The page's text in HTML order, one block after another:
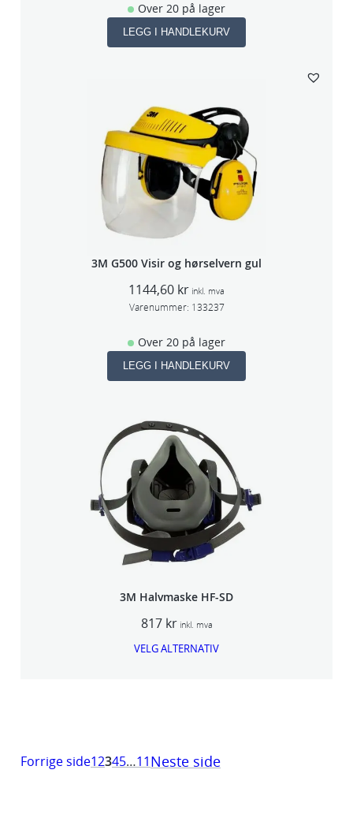
Over 20 på lager
LEGG I HANDLEKURV
3M G500 Visir og hørselvern gul
1144,60 kr inkl. mva
Varenummer: 133237
Over 20 på lager
LEGG I HANDLEKURV
3M Halvmaske HF-SD
817 kr inkl. mva
VELG ALTERNATIV
Forrige side12345…11Neste side